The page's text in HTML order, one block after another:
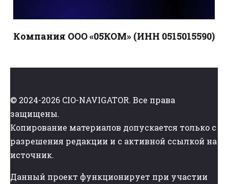
Компания ООО «05КОМ» (ИНН 0515015590)
© 2024-2026 CIO-NAVIGATOR. Все права
защищены.
Копирование материалов допускается только с
разрешения редакции и с активной ссылкой на
источник.
Данный проект функционирует при участии